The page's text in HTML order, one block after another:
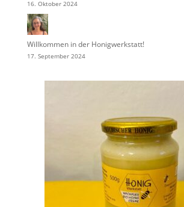
16. Oktober 2024
Willkommen in der Honigwerkstatt!
17. September 2024